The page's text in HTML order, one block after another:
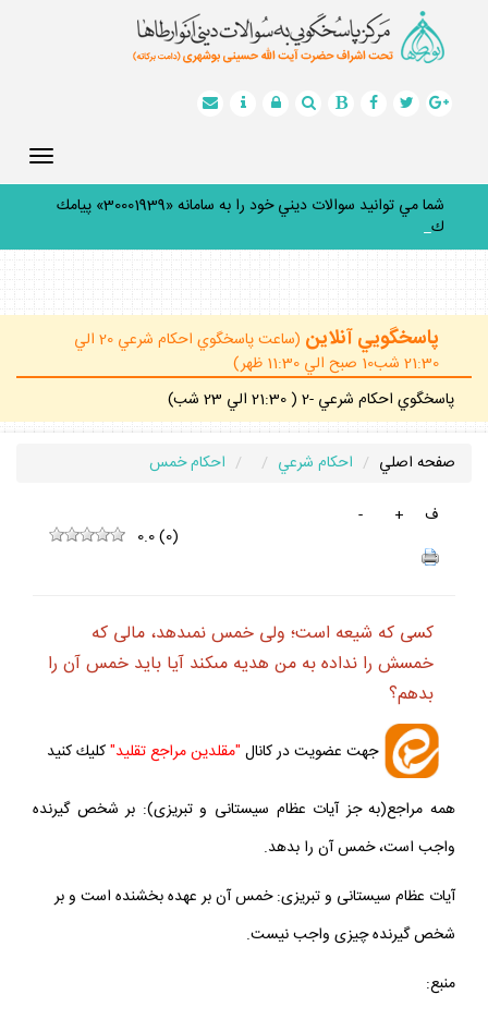
شما مي توانيد سوالات ديني خود را به سامانه «30001939» پيامك
كنيد
پاسخگويي آنلاين
(ساعت پاسخگوي احكام شرعي 20 الي
21:30 شب10 صبح الي 11:30 ظهر)
پاسخگوي احكام شرعي -2 ( 21:30 الي 23 شب)
صفحه اصلي احكام شرعي
احكام خمس
ف
+
-
0.0(0)
كسى كه شيعه است؛ ولى خمس نمى‏دهد، مالى كه
خمسش را نداده به من هديه مى‏كند آيا بايد خمس آن را
بدهم؟
جهت عضويت در كانال "مقلدين مراجع تقليد"كليك كنيد
همه مراجع(به جز آيات عظام سيستانى و تبريزى): بر شخص گيرنده
واجب است، خمس آن را بدهد.
آيات عظام سيستانى و تبريزى: خمس آن بر عهده بخشنده است و بر
شخص گيرنده چيزى واجب نيست.
منبع: